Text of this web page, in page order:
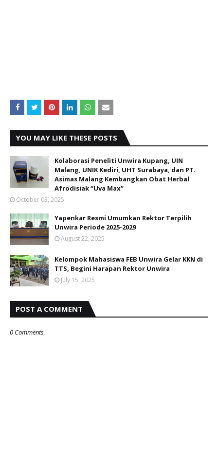
YOU MAY LIKE THESE POSTS
Kolaborasi Peneliti Unwira Kupang, UIN
Malang, UNIK Kediri, UHT Surabaya, dan PT.
Asimas Malang Kembangkan Obat Herbal
Afrodisiak “Uva Max”
October 03, 2025
Yapenkar Resmi Umumkan Rektor Terpilih
Unwira Periode 2025-2029
August 22, 2025
Kelompok Mahasiswa FEB Unwira Gelar KKN di
TTS, Begini Harapan Rektor Unwira
July 15, 2025
POST A COMMENT
0 Comments